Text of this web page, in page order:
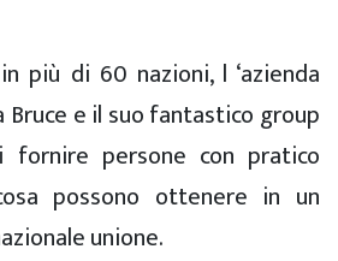
più di 60 nazioni, l ‘azienda
Bruce e il suo fantastico group
fornire persone con pratico
possono ottenere in un
unione.